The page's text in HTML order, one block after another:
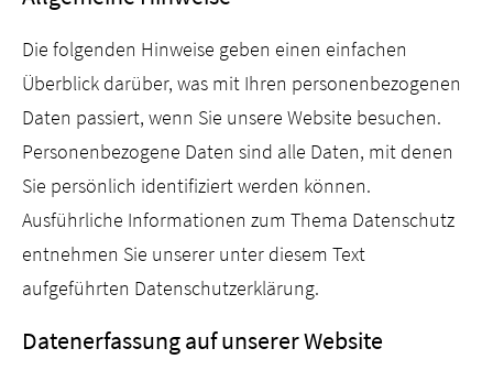
Die folgenden Hinweise geben einen einfachen
Überblick darüber, was mit Ihren personenbezogenen
Daten passiert, wenn Sie unsere Website besuchen.
Personenbezogene Daten sind alle Daten, mit denen
Sie persönlich identifiziert werden können.
Ausführliche Informationen zum Thema Datenschutz
entnehmen Sie unserer unter diesem Text
aufgeführten Datenschutzerklärung.
Datenerfassung auf unserer Website